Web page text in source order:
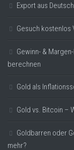
Export aus
Gesuch
Gewinn- &
berechnen
Gold als
Gold vs. Bitcoin –
Goldbarren oder
mehr?